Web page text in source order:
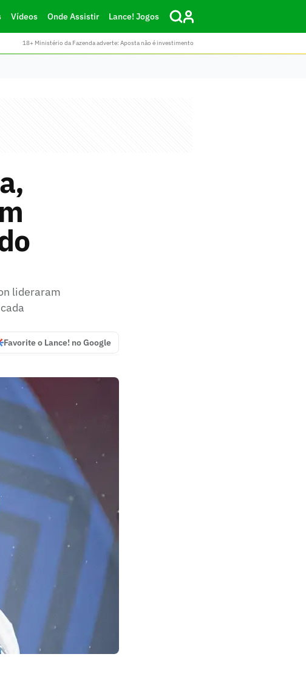
Vídeos Onde Assistir Lance! Jogos
18+ Ministério da Fazenda adverte: Aposta não é investimento
lideraram
Favorite o Lance! no Google